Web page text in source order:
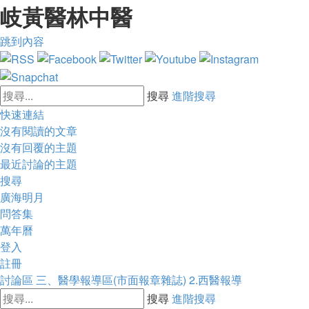
岐黃醫林中醫
跳到內容
搜尋進階搜尋
快速連結
沒有閱讀的文章
沒有回覆的主題
最近討論的主題
搜尋
廣海明月
問答集
萬年曆
登入
註冊
討論區 三、醫學報導區(市面報章雜誌) 2.西醫報導
搜尋進階搜尋